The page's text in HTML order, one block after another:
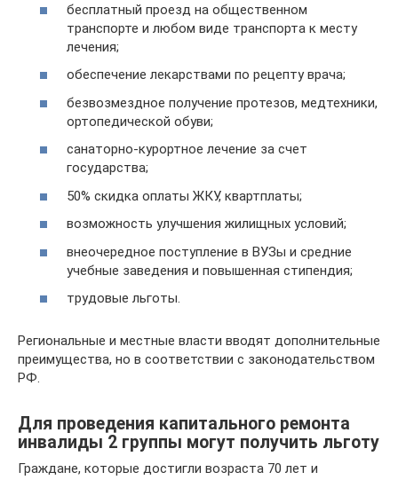
бесплатный проезд на общественном
транспорте и любом виде транспорта к месту
лечения;
обеспечение лекарствами по рецепту врача;
безвозмездное получение протезов, медтехники,
ортопедической обуви;
санаторно-курортное лечение за счет
государства;
50% скидка оплаты ЖКУ, квартплаты;
возможность улучшения жилищных условий;
внеочередное поступление в ВУЗы и средние
учебные заведения и повышенная стипендия;
трудовые льготы.
Региональные и местные власти вводят дополнительные
преимущества, но в соответствии с законодательством
РФ.
Для проведения капитального ремонта
инвалиды 2 группы могут получить льготу
Граждане, которые достигли возраста 70 лет и